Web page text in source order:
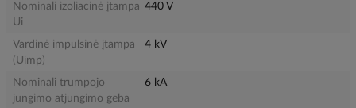
Nominali izoliacinė įtampa
Ui
440 V
Vardinė impulsinė įtampa
(Uimp)
4 kV
Nominali trumpojo
jungimo atjungimo geba
6 kA